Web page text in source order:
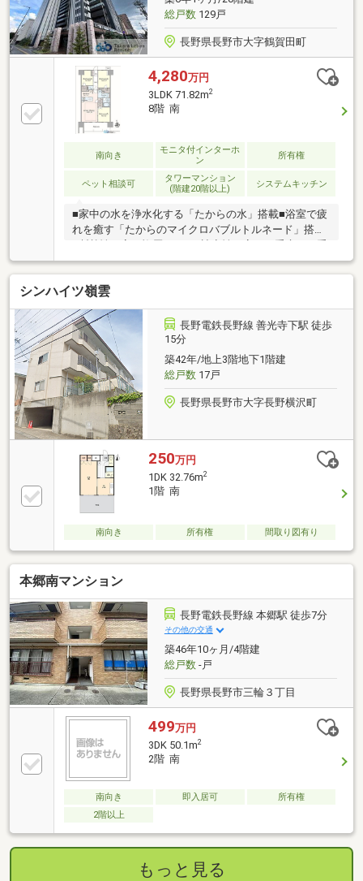
総戸数129戸
長野県長野市大字鶴賀田町
4,280万円
3LDK 71.82m2
8階 南
南向き
モニタ付インターホ
ン
所有権
ペット相談可
タワーマンション
(階建20階以上)
システムキッチン
■家中の水を浄水化する「たからの水」搭載■浴室で疲
れを癒す「たからのマイクロバブルトルネード」搭載
天井構造■お部屋割りに困らない全居室収納付き■ペッ
ト相談（使用細則あり）
シンハイツ嶺雲
長野電鉄長野線 善光寺下駅 徒歩
15分
築42年/地上3階地下1階建
総戸数17戸
長野県長野市大字長野横沢町
250万円
1DK 32.76m2
1階 南
南向き 所有権 間取り図有り
本郷南マンション
長野電鉄長野線 本郷駅 徒歩7分
その他の交通
築46年10ヶ月/4階建
総戸数-戸
長野県長野市三輪３丁目
499万円
3DK 50.1m2
2階 南
南向き 即入居可
所有権
2階以上
もっと見る